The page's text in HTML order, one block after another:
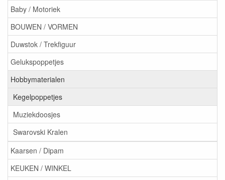
Baby / Motoriek
BOUWEN / VORMEN
Duwstok / Trekfiguur
Gelukspoppetjes
Hobbymaterialen
Kegelpoppetjes
Muziekdoosjes
Swarovski Kralen
Kaarsen / Dipam
KEUKEN / WINKEL